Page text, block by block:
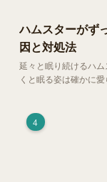
ハムスターがず
因と対処法
延々と眠り続けるハ
くと眠る姿は確かに
常範囲やぐったりし
できる環境づくり に
4